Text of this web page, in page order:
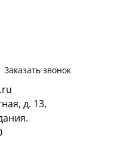
Заказать звонок
д. 13,